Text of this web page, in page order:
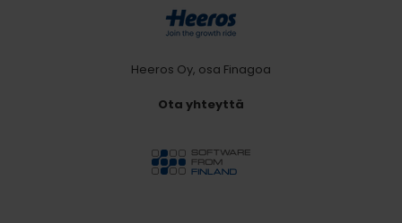
Heeros Oy, osa Finagoa
Ota yhteyttä